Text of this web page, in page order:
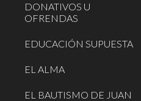
DONATIVOS U
OFRENDAS
EDUCACIÓN SUPUESTA
EL ALMA
EL BAUTISMO DE JUAN